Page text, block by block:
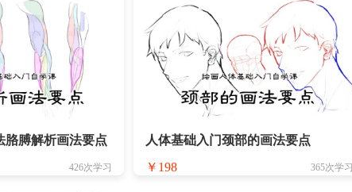
胳膊解析画法要点
426次学习
人体基础入门颈部的画法要点
￥198
365次学习